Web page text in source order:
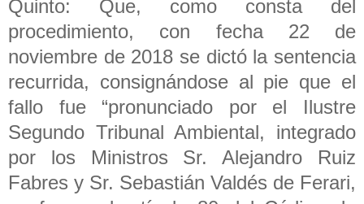
Quinto: Que, como consta del
procedimiento, con fecha 22 de
noviembre de 2018 se dictó la sentencia
recurrida, consignándose al pie que el
fallo fue “pronunciado por el Ilustre
Segundo Tribunal Ambiental, integrado
por los Ministros Sr. Alejandro Ruiz
Fabres y Sr. Sebastián Valdés de Ferari,